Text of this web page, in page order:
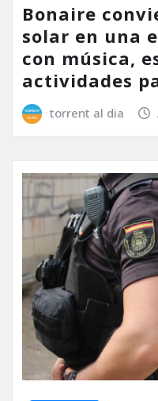
Bonaire
solar en una
con música,
actividades
torrent al dia